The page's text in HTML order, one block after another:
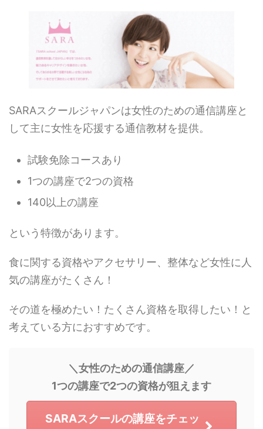
SARAスクールジャパンは女性のための通信講座と
して主に女性を応援する通信教材を提供。
試験免除コースあり
1つの講座で2つの資格
140以上の講座
という特徴があります。
食に関する資格やアクセサリー、整体など女性に人
気の講座がたくさん！
その道を極めたい！たくさん資格を取得したい！と
考えている方におすすめです。
＼女性のための通信講座／
1つの講座で2つの資格が狙えます
SARAスクールの講座をチェッ